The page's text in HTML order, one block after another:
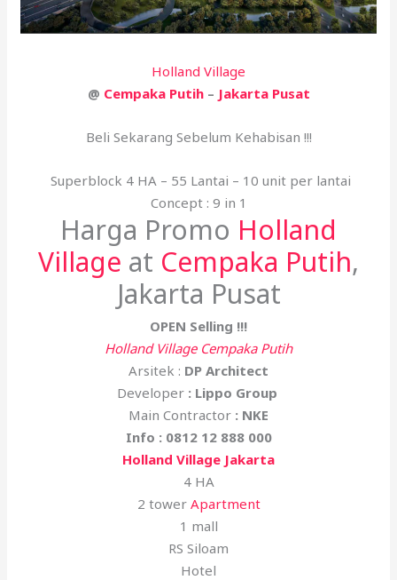
Holland Village
@ Cempaka Putih– Jakarta Pusat
Beli Sekarang Sebelum Kehabisan !!!
Superblock 4 HA – 55 Lantai – 10 unit per lantai
Concept : 9 in 1
Harga Promo Holland
Village at Cempaka Putih,
Jakarta Pusat
OPEN Selling !!!
Holland Village Cempaka Putih
Arsitek : DP Architect
Developer: Lippo Group
Main Contractor : NKE
Info : 0812 12 888 000
Holland Village Jakarta
4 HA
2 tower Apartment
1 mall
RS Siloam
Hotel